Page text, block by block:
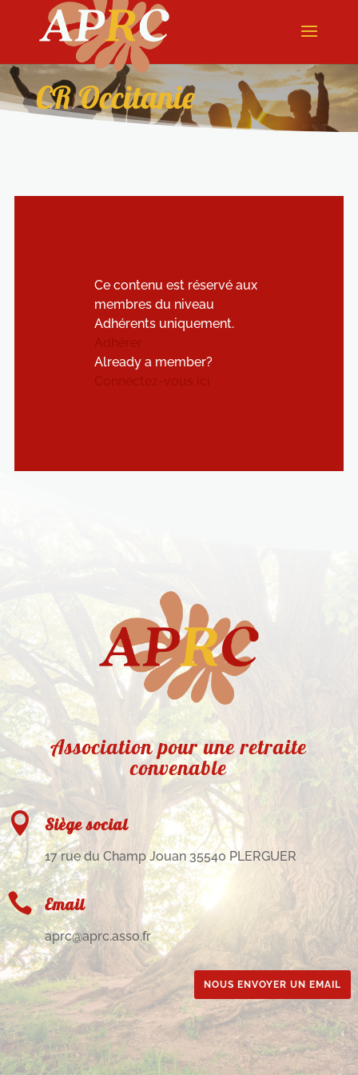
CR Occitanie
Ce contenu est réservé aux
membres du niveau
Adhérents uniquement.
Already a member?
Association pour une retraite
convenable
 Siège social
17 rue du Champ Jouan 35540 PLERGUER
 Email
aprc@aprc.asso.fr
NOUS ENVOYER UN EMAIL